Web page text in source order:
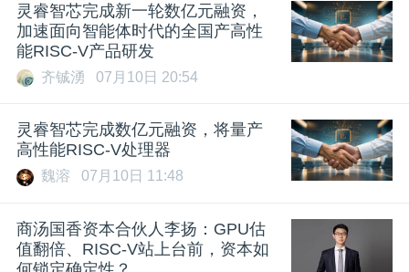
灵睿智芯完成新一轮数亿元融资，
加速面向智能体时代的全国产高性
能RISC-V产品研发
齐铖湧 07月10日 20:54
灵睿智芯完成数亿元融资，将量产
高性能RISC-V处理器
魏溶 07月10日 11:48
商汤国香资本合伙人李扬：GPU估
值翻倍、RISC-V站上台前，资本如